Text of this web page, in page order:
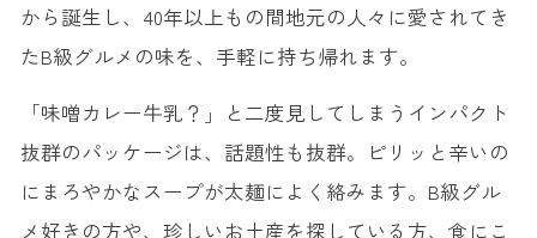
から誕生し、40年以上もの間地元の人々に愛されてき
たB級グルメの味を、手軽に持ち帰れます。
「味噌カレー牛乳？」と二度見してしまうインパクト
抜群のパッケージは、話題性も抜群。ピリッと辛いの
にまろやかなスープが太麺によく絡みます。B級グル
メ好きの方や、珍しいお土産を探している方、食にこ